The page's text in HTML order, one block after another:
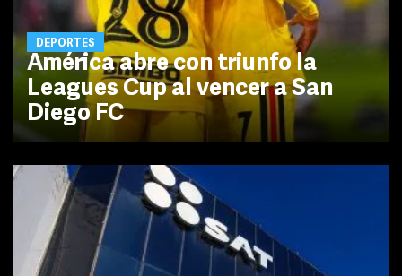
DEPORTES
América abre con triunfo la
Leagues Cup al vencer a San
Diego FC